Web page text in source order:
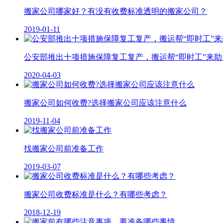
搬家公司哪家好？有没有收费标准透明的搬家公司？
2019-01-11
公安部推出十项措施保障复工复产，搬运帮“即时工”来
2020-04-03
搬家公司如何收费?选择搬家公司应该注意什么
2019-11-04
找搬家公司前准备工作
2019-03-07
搬家公司收费标准是什么？有哪些考虑？
2018-12-19